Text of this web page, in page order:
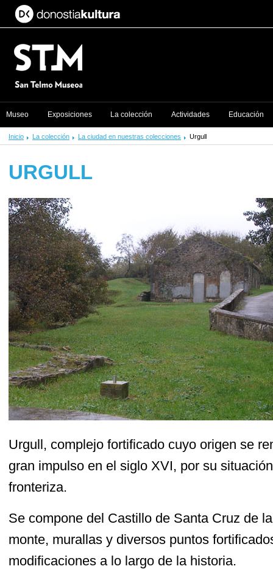
Inicio La colección La ciudad en nuestras colecciones Urgull
URGULL
Urgull, complejo fortificado cuyo origen se
gran impulso en el siglo XVI, por su
fronteriza.
Se compone del Castillo de Santa Cruz de
monte, murallas y diversos puntos
modificaciones a lo largo de la historia.
Museo Exposiciones La colección Actividades Educación